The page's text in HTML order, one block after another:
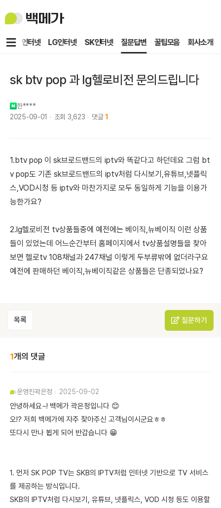
백
메
KT인터넷 LG인터넷 SK인터넷 질문답변 꿀팁모음 회사소개
메
sk btv pop 과 lg헬로비전 문의드립니다
한****
2025-09-01
조회 3,623 댓글 1
1.btv pop 이 sk브로드밴드의 iptv와 똑같다고 하던데요 그럼 bt
v pop도 기존 sk브로드밴드의 iptv처럼 다시보기,유튜브,넷플릭
스,VOD시청 등 iptv와 마찬가지로 모두 동일하게 기능을 이용가
능한가요?
2.lg헬로비전 tv상품들중에 예전에는 베이직,뉴베이직 이런 상품
들이 있었는데 어느순간부터 홈페이지에서 tv상품설명들을 찾아
보면 헬로tv 108채널과 247채널 이렇게 두부류밖에 없더라구요
예전에 판매하던 베이직,뉴베이직같은 상품들은 단종되었나요?
목록 질문하기
1개의 댓글
운영진곽은정 2025-09-02
안녕하세요~! 백메가 곽은정입니다 😊
오!? 저희 백메가에 자주 찾아주신 고객님이시군요ㅎㅎ
또다시 만나 뵙게 되어 반갑습니다 😁
1. 먼저 SK POP TV는 SKB의 IPTV처럼 인터넷 기반으로 TV 서비스
를 제공하는 방식입니다.
SKB의 IPTV처럼 다시보기, 유튜브, 넷플릭스, VOD 시청 등도 이용할